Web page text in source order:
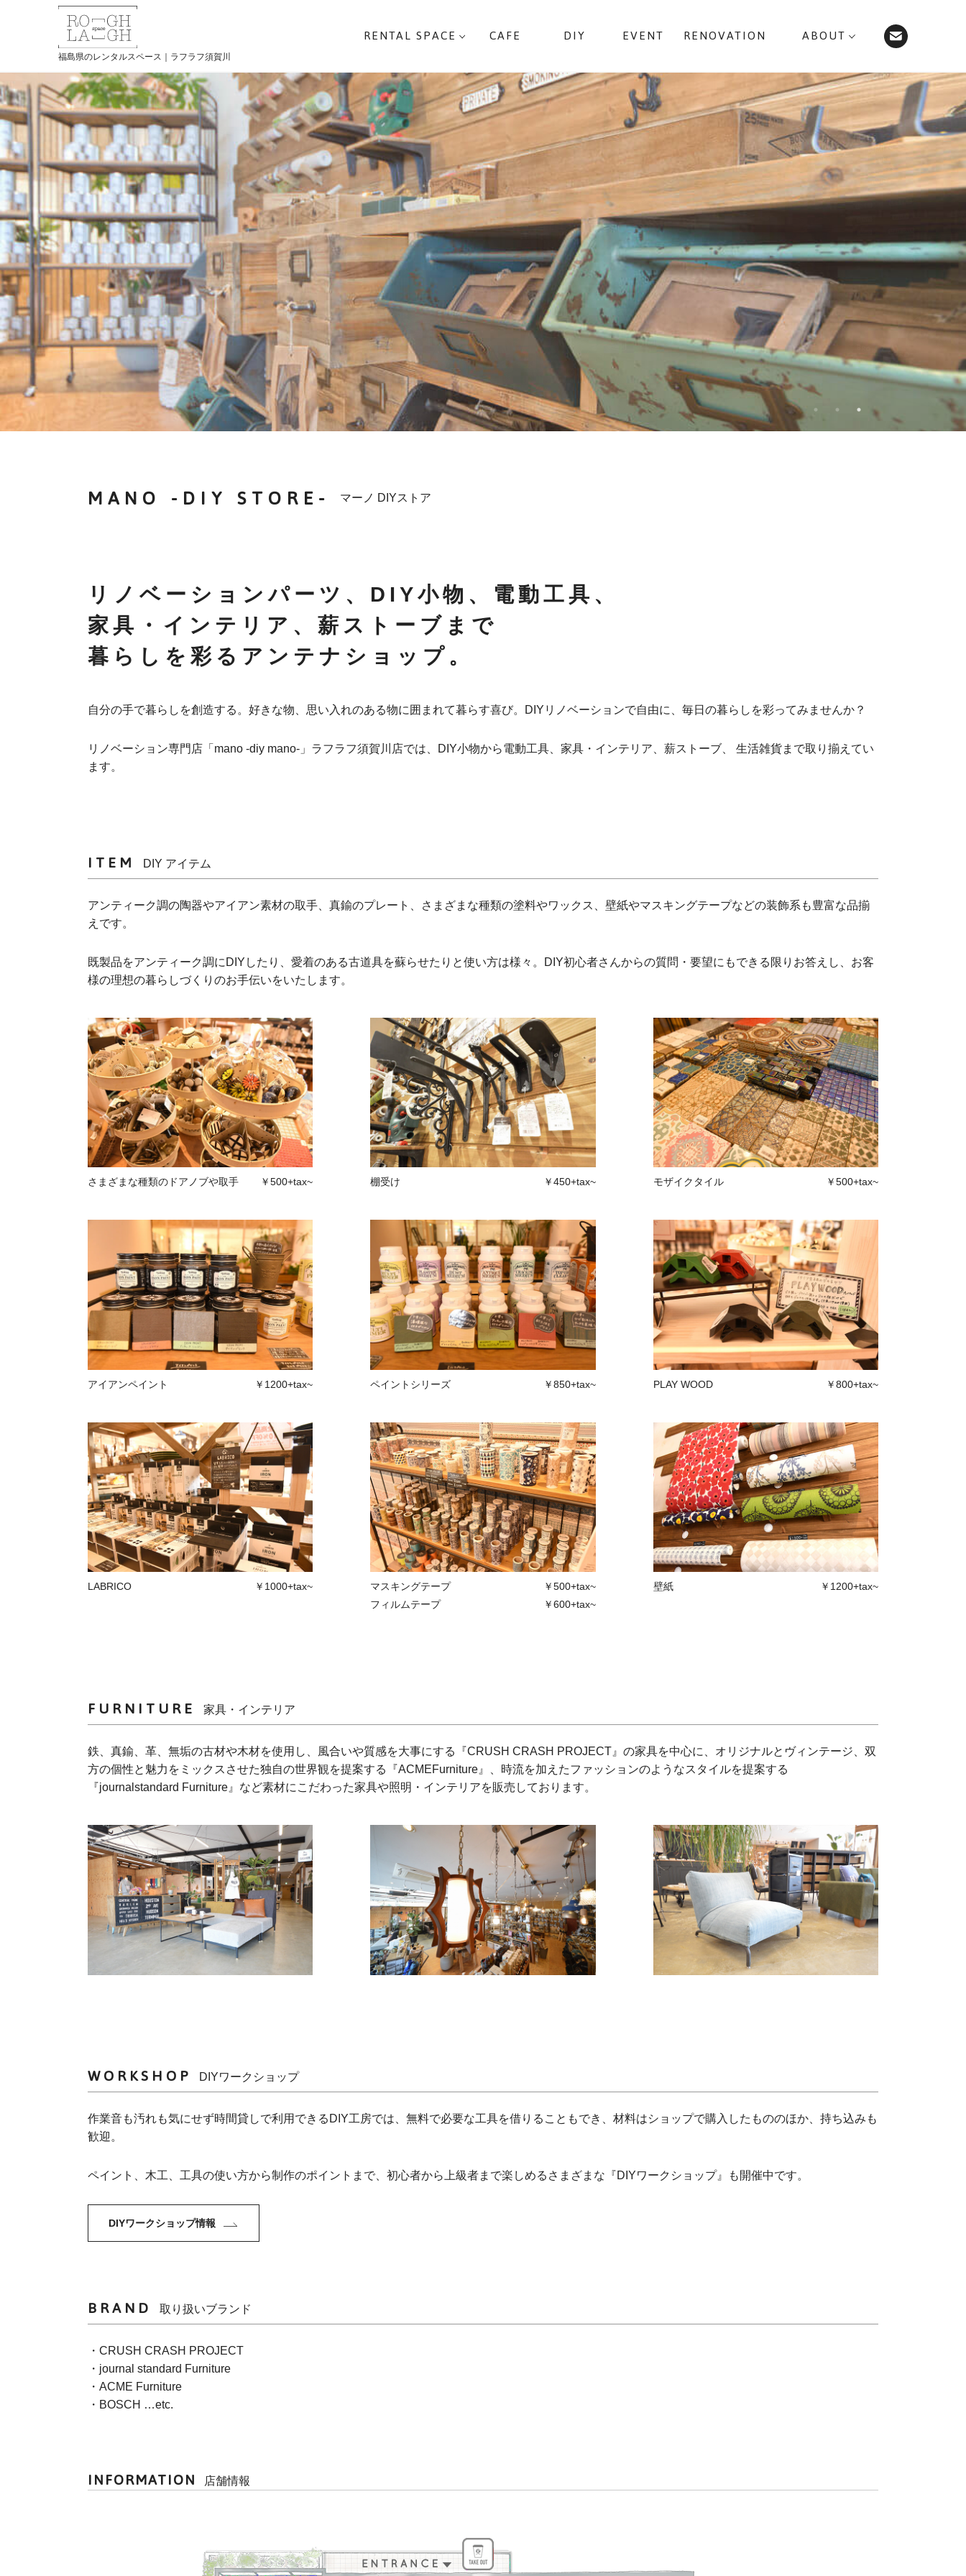
福島県のレンタルスペース｜ラフラフ須賀川
RENTAL SPACE CAFE DIY EVENT RENOVATION ABOUT
MANO -DIY STORE- マーノ DIYストア
リノベーションパーツ、DIY小物、電動工具、
家具・インテリア、薪ストーブまで
暮らしを彩るアンテナショップ。
自分の手で暮らしを創造する。好きな物、思い入れのある物に囲まれて暮らす喜び。DIYリノベーションで自由に、毎日の暮らしを彩ってみませんか？
リノベーション専門店「mano -diy mano-」ラフラフ須賀川店では、DIY小物から電動工具、家具・インテリア、薪ストーブ、 生活雑貨まで取り揃えてい
ます。
ITEM DIY アイテム
アンティーク調の陶器やアイアン素材の取手、真鍮のプレート、さまざまな種類の塗料やワックス、壁紙やマスキングテープなどの装飾系も豊富な品揃
えです。
既製品をアンティーク調にDIYしたり、愛着のある古道具を蘇らせたりと使い方は様々。DIY初心者さんからの質問・要望にもできる限りお答えし、お客
様の理想の暮らしづくりのお手伝いをいたします。
さまざまな種類のドアノブや取手 ￥500+tax~ 棚受け ￥450+tax~ モザイクタイル ￥500+tax~
アイアンペイント ￥1200+tax~ ペイントシリーズ ￥850+tax~ PLAY WOOD ￥800+tax~
LABRICO ￥1000+tax~ マスキングテープ
￥500+tax~
フィルムテープ
￥600+tax~
壁紙 ￥1200+tax~
FURNITURE 家具・インテリア
鉄、真鍮、革、無垢の古材や木材を使用し、風合いや質感を大事にする『CRUSH CRASH PROJECT』の家具を中心に、オリジナルとヴィンテージ、双
方の個性と魅力をミックスさせた独自の世界観を提案する『ACMEFurniture』、時流を加えたファッションのようなスタイルを提案する
『journalstandard Furniture』など素材にこだわった家具や照明・インテリアを販売しております。
WORKSHOP DIYワークショップ
作業音も汚れも気にせず時間貸しで利用できるDIY工房では、無料で必要な工具を借りることもでき、材料はショップで購入したもののほか、持ち込みも
歓迎。
ペイント、木工、工具の使い方から制作のポイントまで、初心者から上級者まで楽しめるさまざまな『DIYワークショップ』も開催中です。
DIYワークショップ情報
BRAND 取り扱いブランド
・CRUSH CRASH PROJECT
・journal standard Furniture
・ACME Furniture
・BOSCH …etc.
INFORMATION 店舗情報